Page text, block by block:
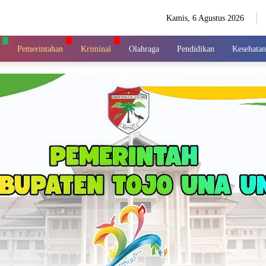
Kamis, 6 Agustus 2026
Pemerintahan Kriminal Olahraga Pendidikan Kesehatan